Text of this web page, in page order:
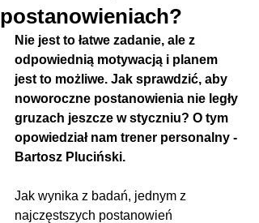
postanowieniach?
Nie jest to łatwe zadanie, ale z
odpowiednią motywacją i planem
jest to możliwe. Jak sprawdzić, aby
noworoczne postanowienia nie legły
gruzach jeszcze w styczniu? O tym
opowiedział nam trener personalny -
Bartosz Pluciński.
Jak wynika z badań, jednym z
najczęstszych postanowień